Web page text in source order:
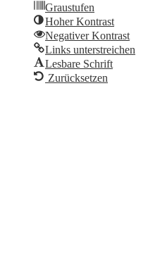
Graustufen
Hoher Kontrast
Negativer Kontrast
Links unterstreichen
Lesbare Schrift
Zurücksetzen